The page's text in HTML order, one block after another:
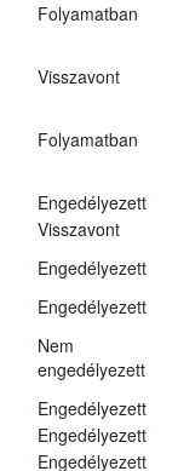
Folyamatban
Visszavont
Folyamatban
Engedélyezett
Visszavont
Engedélyezett
Engedélyezett
Nem
engedélyezett
Engedélyezett
Engedélyezett
Engedélyezett